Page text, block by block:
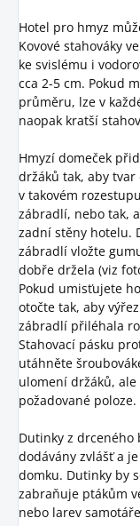
Hotel pro hmyz
Kovové stahováky
ke svislému i
cca 2-5 cm. Pokud
průměru, lze v
naopak kratší
Hmyzí domeček
držáků tak, aby
v takovém
zábradlí, nebo tak,
zadní stěny hotelu.
zábradlí vložte
dobře držela (viz
Pokud umisťujete
otočte tak, aby
zábradlí přiléhala
Stahovací pásku
utáhněte
ulomení držáků,
požadované poloze.
Dutinky z drceného
dodávány zvlášť a
domku. Dutinky by
zabraňuje ptákům
nebo larev